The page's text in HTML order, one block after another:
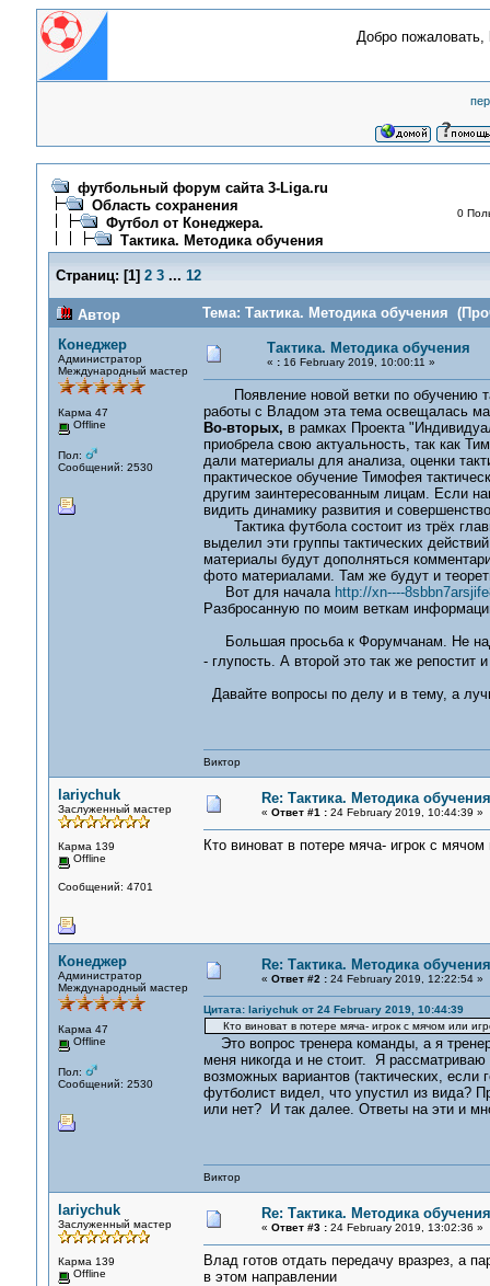
Добро пожаловать,
футбольный форум сайта 3-Liga.ru
Область сохранения
Футбол от Конеджера.
Тактика. Методика обучения
0
Страниц: [1] 2 3 ... 12
Автор
Тема: Тактика. Методика обучения
Конеджер
Администратор
Международный мастер
Карма 47
Offline
Пол:
Сообщений: 2530
Тактика. Методика обучения
« :16 February 2019, 10:00:11 »
Появление новой ветки по обучению
работы с Владом эта тема освещалась
Во-вторых, в рамках Проекта
приобрела свою актуальность, так как
дали материалы для анализа, оценки
практическое обучение Тимофея
другим заинтересованным лицам. Если
видить динамику развития и
Тактика футбола состоит из трёх
выделил эти группы тактических
материалы будут дополняться
фото материалами. Там же будут и
Вот для начала http://xn----
Разбросанную по моим веткам
Большая просьба к Форумчанам. Не
- глупость. А второй это так же
Давайте вопросы по делу и в тему, а
Виктор
lariychuk
Заслуженный мастер
Карма 139
Offline
Сообщений: 4701
Re: Тактика. Методика обучения
« Ответ #1 :24 February 2019, 10:44:39 »
Кто виноват в потере мяча- игрок с мячом
Конеджер
Администратор
Международный мастер
Карма 47
Offline
Пол:
Сообщений: 2530
Re: Тактика. Методика обучения
« Ответ #2 :24 February 2019, 12:22:54 »
Цитата: lariychuk от 24 February 2019, 10:44:39
Кто виноват в потере мяча- игрок с мячом или
Это вопрос тренера команды, а я
меня никогда и не стоит. Я
возможных вариантов (тактических, если
футболист видел, что упустил из вида?
или нет? И так далее. Ответы на эти и
Виктор
lariychuk
Заслуженный мастер
Карма 139
Offline
Re: Тактика. Методика обучения
« Ответ #3 :24 February 2019, 13:02:36 »
Влад готов отдать передачу вразрез, а
в этом направлении